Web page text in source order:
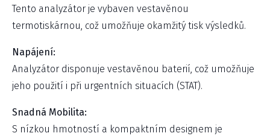
Tento analyzátor je vybaven vestavěnou
termotiskárnou, což umožňuje okamžitý tisk výsledků.
Napájení:
Analyzátor disponuje vestavěnou baterií, což umožňuje
jeho použití i při urgentních situacích (STAT).
Snadná Mobilita:
S nízkou hmotností a kompaktním designem je